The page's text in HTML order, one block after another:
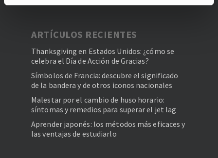
ARTÍCULOS RECIENTES
Thanksgiving en Estados Unidos: ¿cómo se
celebra el Día de Acción de Gracias?
Símbolos de Francia: descubre el significado
de la bandera y de otros iconos nacionales
Malestar por el cambio de huso horario:
síntomas y remedios para superar el jet lag
Aprender japonés: los métodos más eficaces y
las ventajas de estudiarlo